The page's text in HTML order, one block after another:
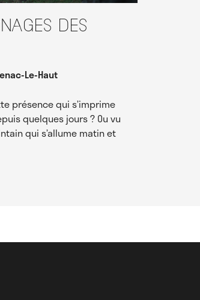
des
Le-Haut
présence qui s’imprime
quelques jours ? Ou vu
qui s’allume matin et